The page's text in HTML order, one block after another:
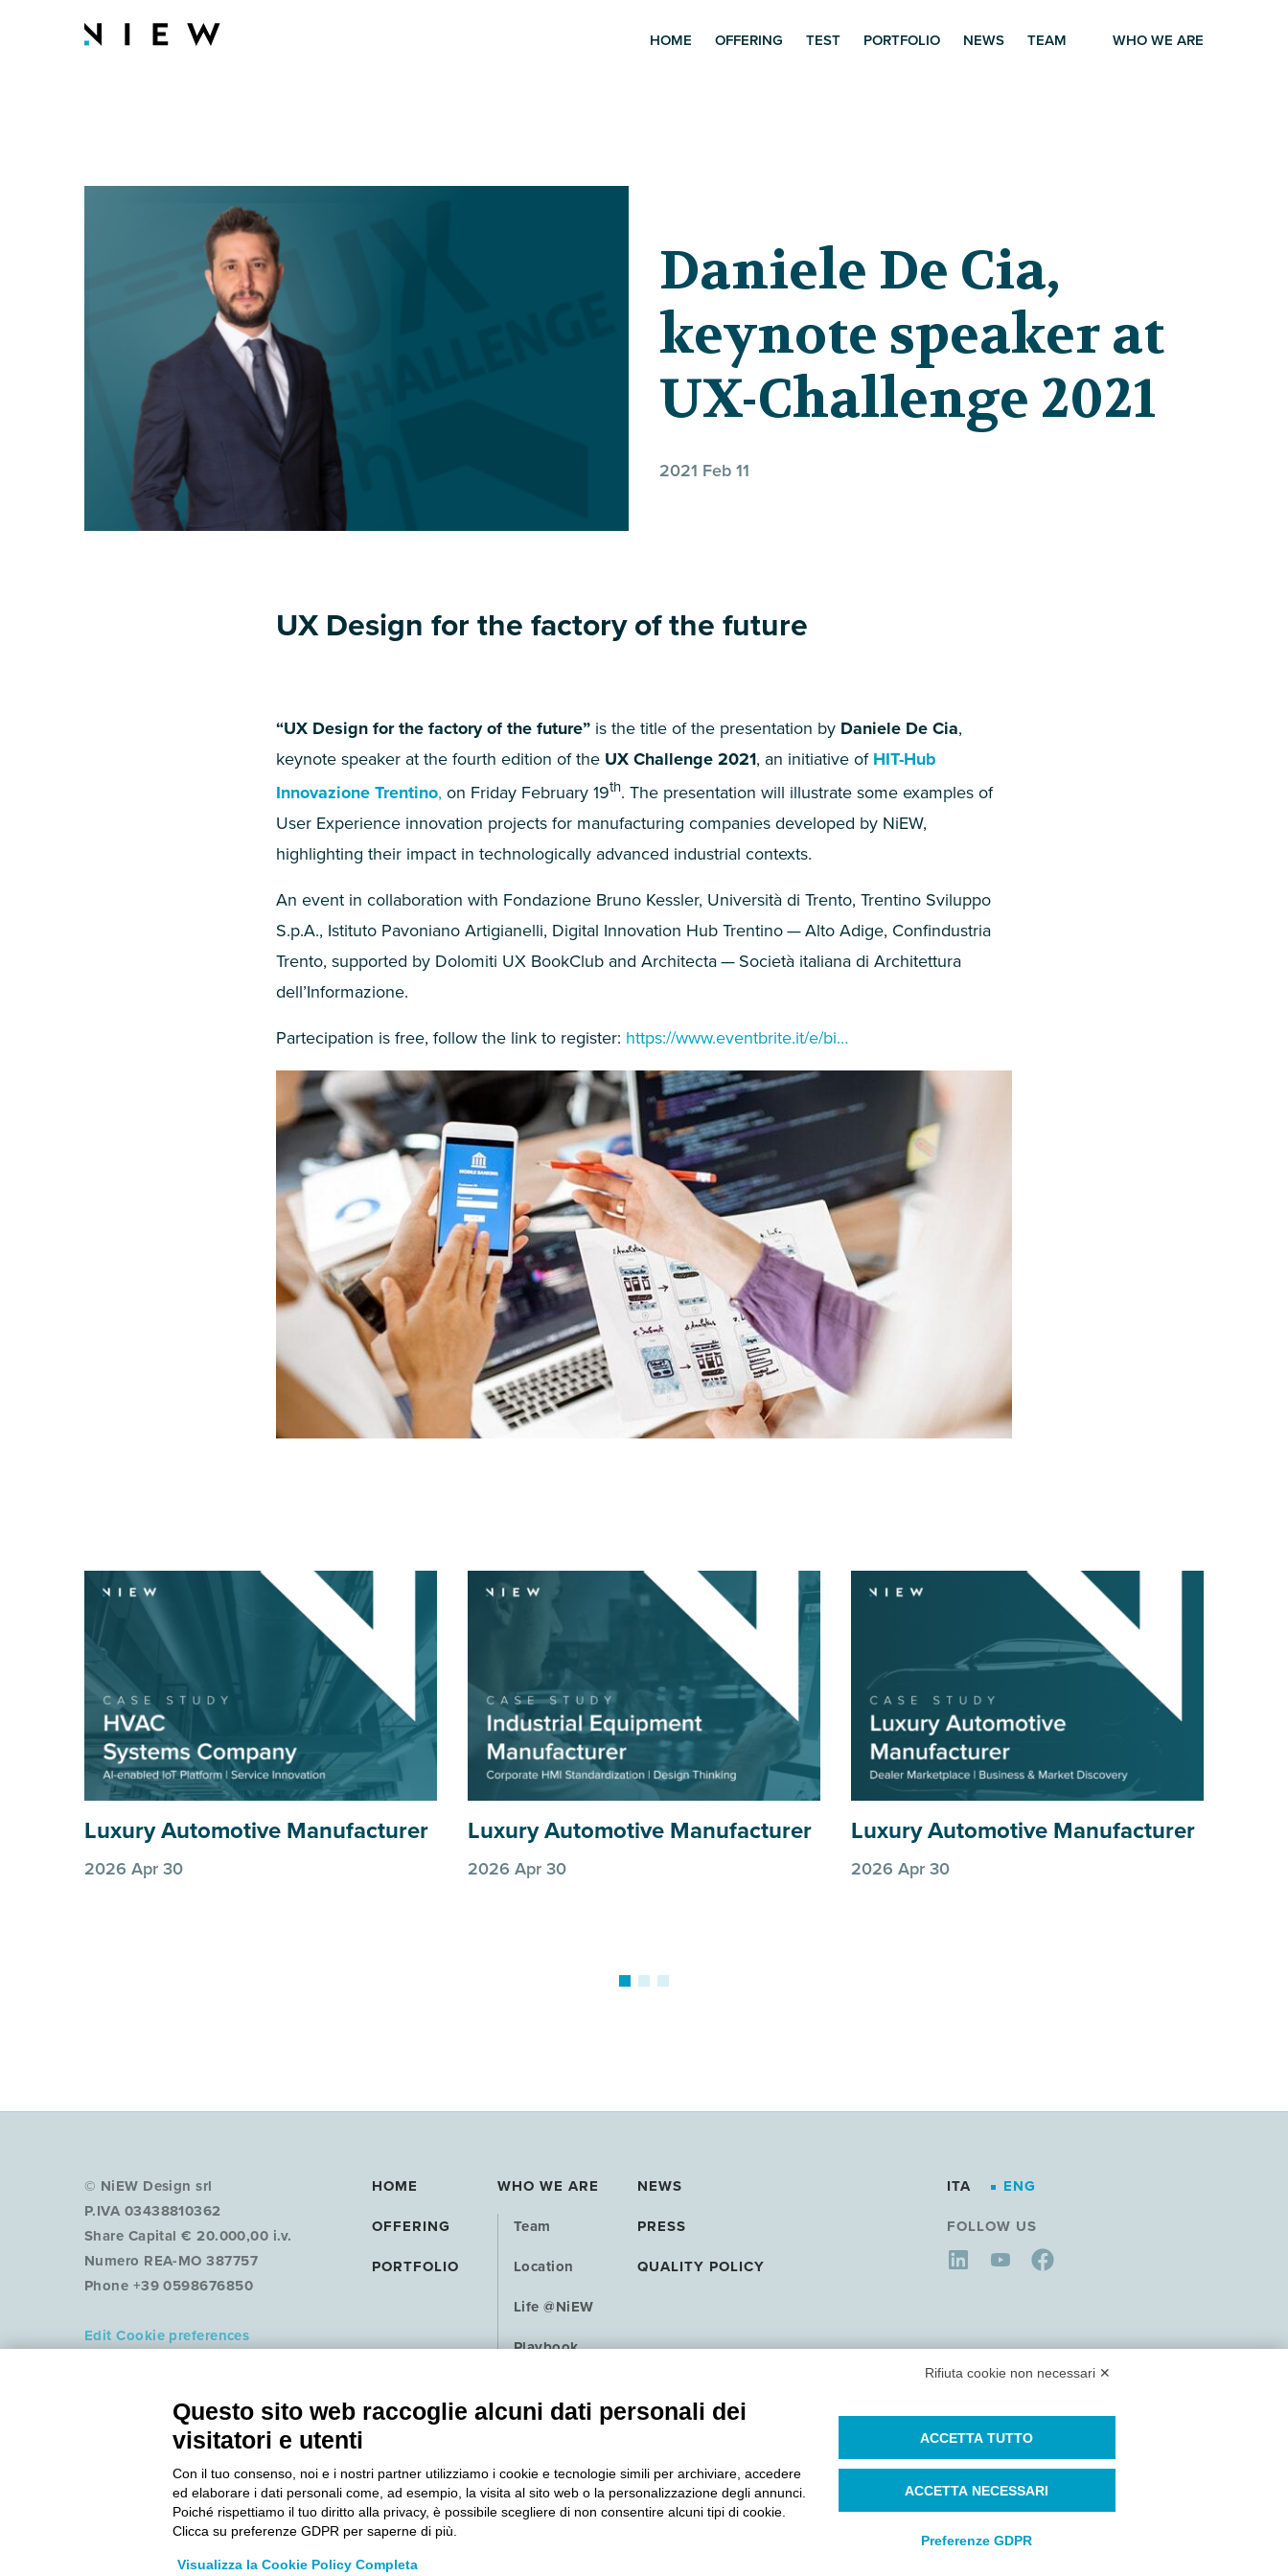
HOME OFFERING TEST PORTFOLIO NEWS TEAM WHO WE ARE
Daniele De Cia,
keynote speaker at
UX-Challenge 2021
2021 Feb 11
UXDesign for the factory of the future
“UX Design for the factory of the future” is the title of the presentation by Daniele De Cia,
keynote speaker at the fourth edition of the UX Challenge 2021, an initiative of HIT-Hub
Innovazione Trentino, on Friday February 19th. The presentation will illustrate some examples of
User Experience innovation projects for manufacturing companies developed by NiEW,
highlighting their impact in technologically advanced industrial contexts.
An event in collaboration with Fondazione Bruno Kessler, Università di Trento, Trentino Sviluppo
S.p.A., Istituto Pavoniano Artigianelli, Digital Innovation Hub Trentino — Alto Adige, Confindustria
Trento, supported by Dolomiti UX BookClub and Architecta — Società italiana di Architettura
dell’Informazione.
Partecipation is free, follow the link to register: https://​www​.eventbrite​.it/e/bi…
Luxury Automotive Manufacturer
2026 Apr 30
Luxury Automotive Manufacturer
2026 Apr 30
Luxury Automotive Manufacturer
2026 Apr 30
© NiEW Design srl
P.IVA 03438810362
Share Capital € 20.000,00 i.v.
Numero REA-MO 387757
Phone +39 0598676850
Edit Cookie preferences
HOME
OFFERING
PORTFOLIO
WHO WE ARE
Team
Location
Life @NiEW
Playbook
NEWS
PRESS
QUALITY POLICY
ITA ENG
FOLLOW US
Rifiuta cookie non necessari ✕
Questo sito web raccoglie alcuni dati personali dei
visitatori e utenti
Con il tuo consenso, noi e i nostri partner utilizziamo i cookie e tecnologie simili per archiviare, accedere
ed elaborare i dati personali come, ad esempio, la visita al sito web o la personalizzazione degli annunci.
Poiché rispettiamo il tuo diritto alla privacy, è possibile scegliere di non consentire alcuni tipi di cookie.
Clicca su preferenze GDPR per saperne di più.
Visualizza la Cookie Policy Completa
ACCETTA TUTTO
ACCETTA NECESSARI
Preferenze GDPR